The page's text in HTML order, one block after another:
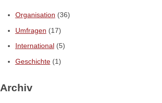
Organisation (36)
Umfragen (17)
International(5)
Geschichte(1)
Archiv